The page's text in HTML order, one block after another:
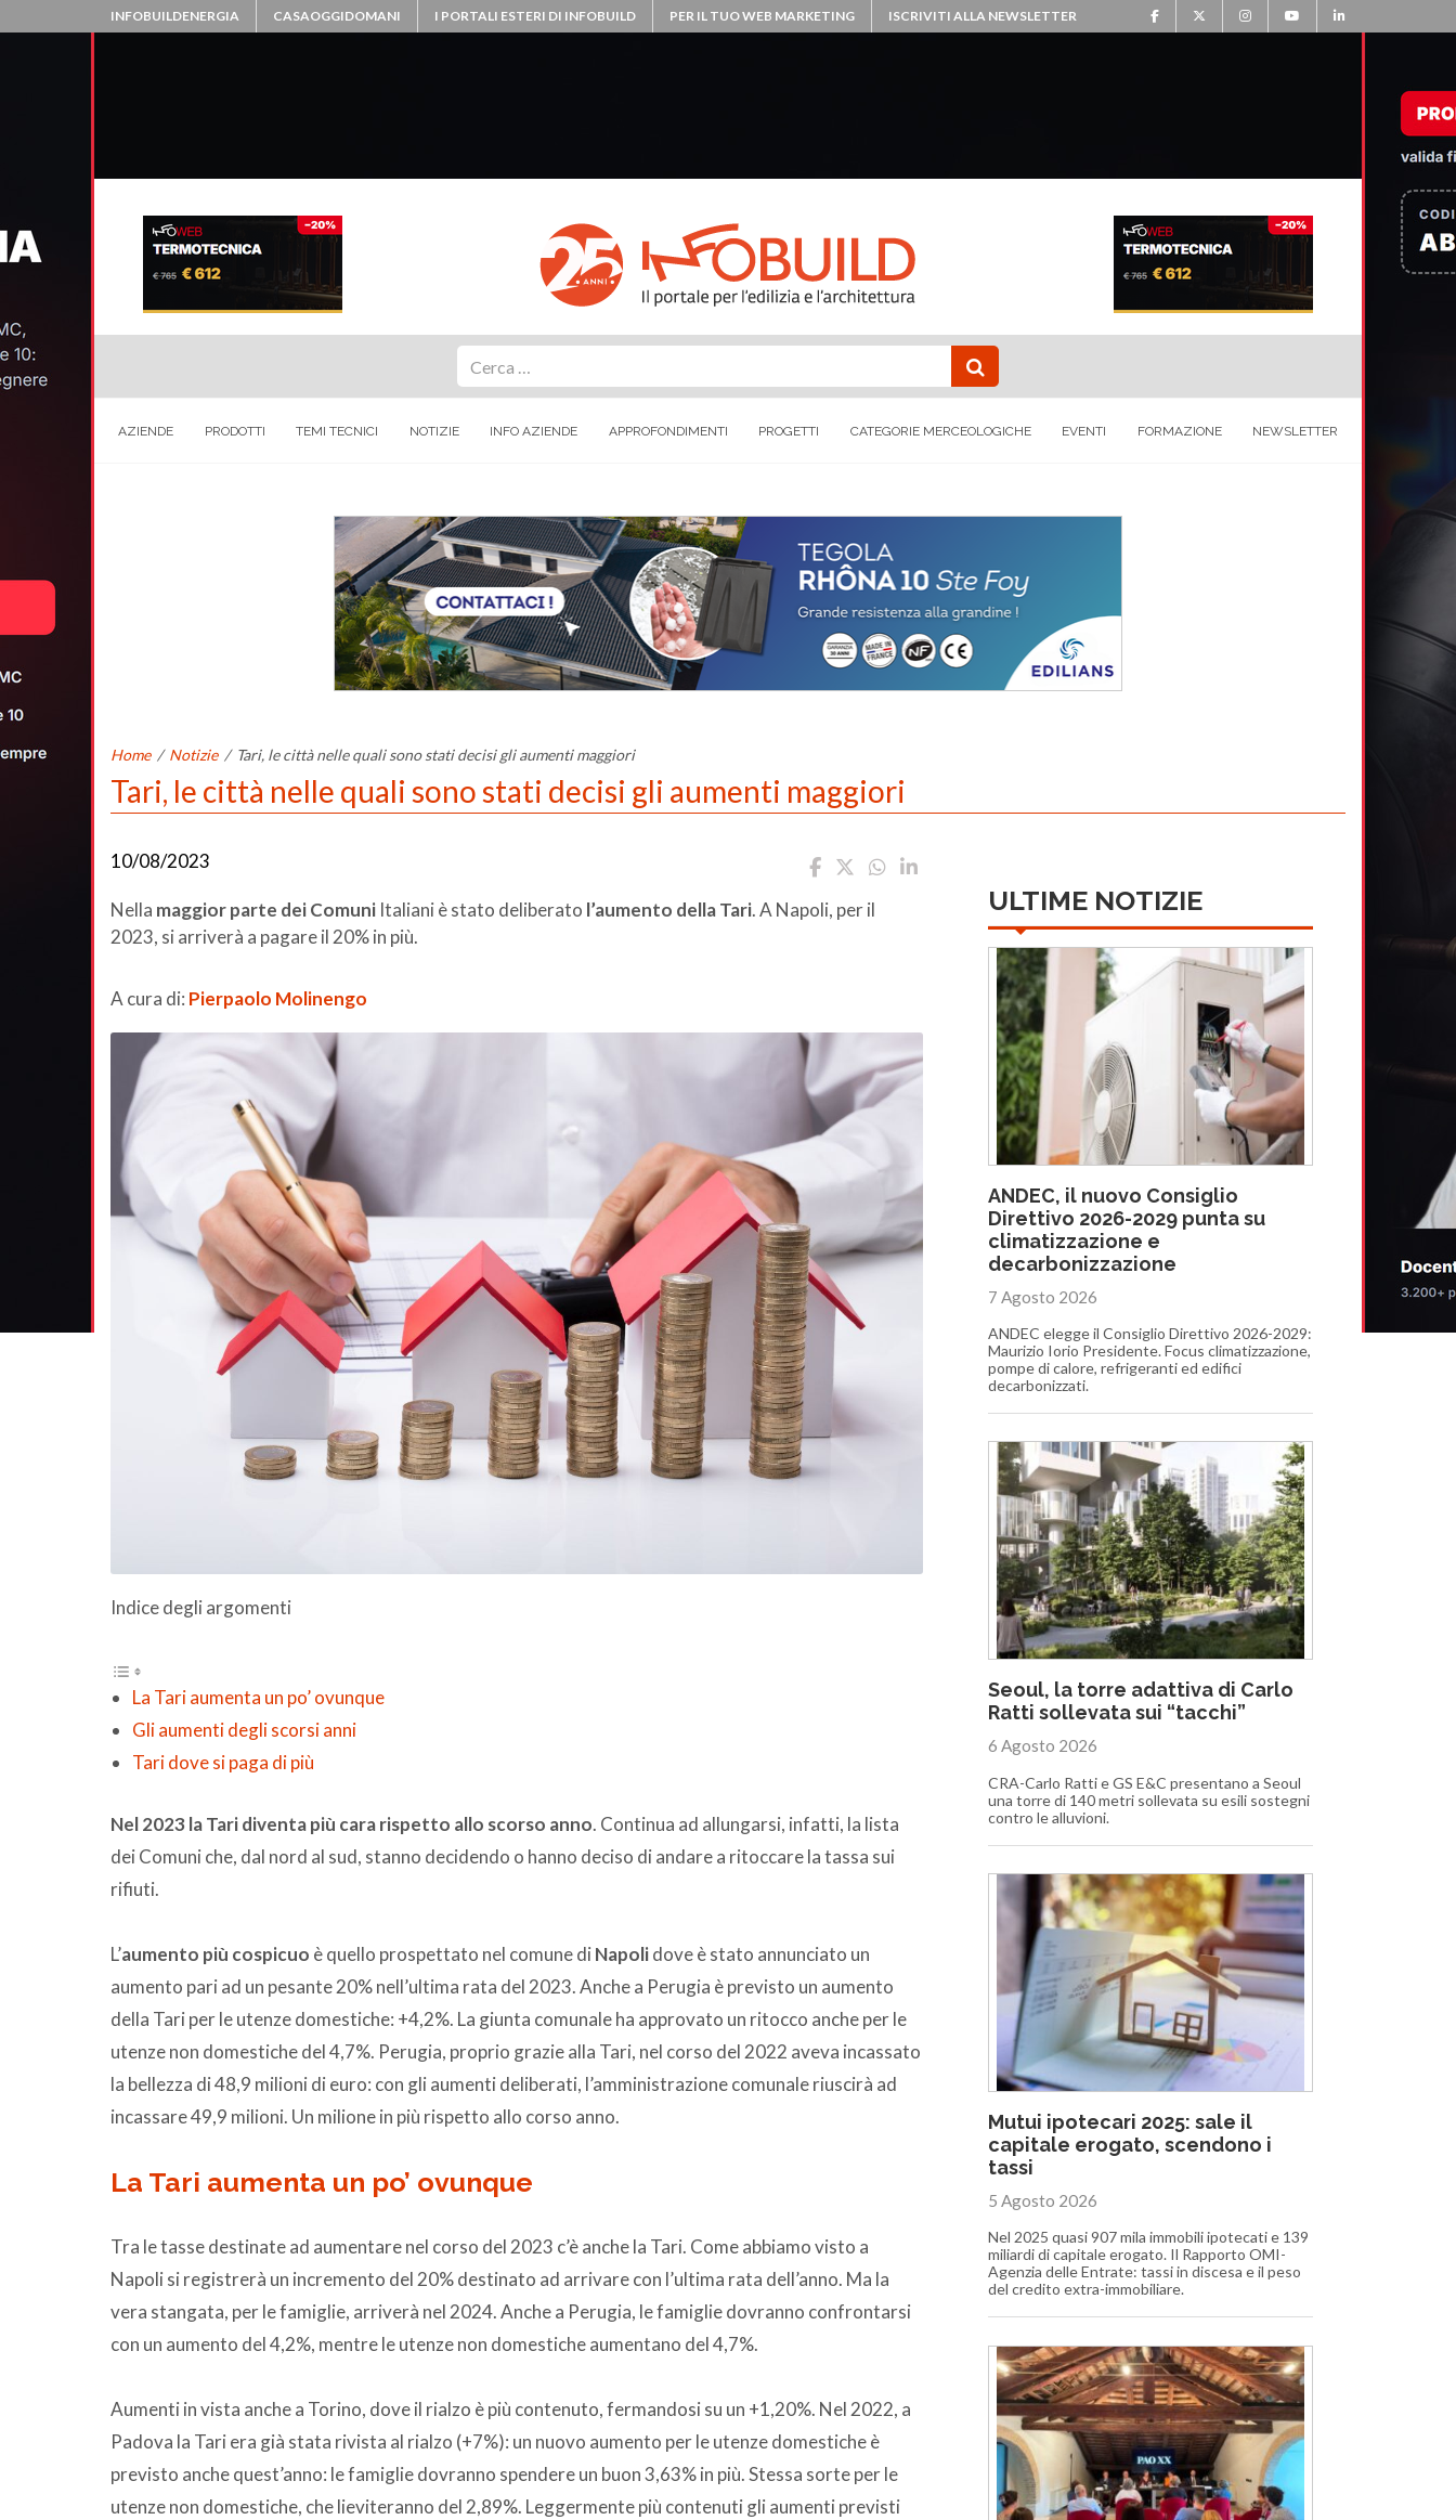
INFOBUILDENERGIA CASAOGGIDOMANI I PORTALI ESTERI DI INFOBUILD PER IL TUO WEB MARKETING ISCRIVITI ALLA NEWSLETTER
AZIENDE PRODOTTI TEMI TECNICI NOTIZIE INFO AZIENDE APPROFONDIMENTI PROGETTI CATEGORIE MERCEOLOGICHE EVENTI FORMAZIONE NEWSLETTER
Home / Notizie / Tari, le città nelle quali sono stati decisi gli aumenti maggiori
Tari, le città nelle quali sono stati decisi gli aumenti maggiori
10/08/2023
Nella maggior parte dei Comuni Italiani è stato deliberato l’aumento della Tari. A Napoli, per il
2023, si arriverà a pagare il 20% in più.
A cura di: Pierpaolo Molinengo
Indice degli argomenti
La Tari aumenta un po’ ovunque
Gli aumenti degli scorsi anni
Tari dove si paga di più
Nel 2023 la Tari diventa più cara rispetto allo scorso anno. Continua ad allungarsi, infatti, la lista
dei Comuni che, dal nord al sud, stanno decidendo o hanno deciso di andare a ritoccare la tassa sui
rifiuti.
L’aumento più cospicuo è quello prospettato nel comune di Napolidove è stato annunciato un
aumento pari ad un pesante 20% nell’ultima rata del 2023. Anche a Perugia è previsto un aumento
della Tari per le utenze domestiche: +4,2%. La giunta comunale ha approvato un ritocco anche per le
utenze non domestiche del 4,7%. Perugia, proprio grazie alla Tari, nel corso del 2022 aveva incassato
la bellezza di 48,9 milioni di euro: con gli aumenti deliberati, l’amministrazione comunale riuscirà ad
incassare 49,9 milioni. Un milione in più rispetto allo corso anno.
La Tari aumenta un po’ ovunque
Tra le tasse destinate ad aumentare nel corso del 2023 c’è anche la Tari. Come abbiamo visto a
Napoli si registrerà un incremento del 20% destinato ad arrivare con l’ultima rata dell’anno. Ma la
vera stangata, per le famiglie, arriverà nel 2024. Anche a Perugia, le famiglie dovranno confrontarsi
con un aumento del 4,2%, mentre le utenze non domestiche aumentano del 4,7%.
Aumenti in vista anche a Torino, dove il rialzo è più contenuto, fermandosi su un +1,20%. Nel 2022, a
Padova la Tari era già stata rivista al rialzo (+7%): un nuovo aumento per le utenze domestiche è
previsto anche quest’anno: le famiglie dovranno spendere un buon 3,63% in più. Stessa sorte per le
utenze non domestiche, che lieviteranno del 2,89%. Leggermente più contenuti gli aumenti previsti
ULTIME NOTIZIE
ANDEC, il nuovo Consiglio
Direttivo 2026-2029 punta su
climatizzazione e
decarbonizzazione
7 Agosto 2026
ANDEC elegge il Consiglio Direttivo 2026-2029:
Maurizio Iorio Presidente. Focus climatizzazione,
pompe di calore, refrigeranti ed edifici
decarbonizzati.
Seoul, la torre adattiva di Carlo
Ratti sollevata sui “tacchi”
6 Agosto 2026
CRA-Carlo Ratti e GS E&C presentano a Seoul
una torre di 140 metri sollevata su esili sostegni
contro le alluvioni.
Mutui ipotecari 2025: sale il
capitale erogato, scendono i
tassi
5 Agosto 2026
Nel 2025 quasi 907 mila immobili ipotecati e 139
miliardi di capitale erogato. Il Rapporto OMI-
Agenzia delle Entrate: tassi in discesa e il peso
del credito extra-immobiliare.